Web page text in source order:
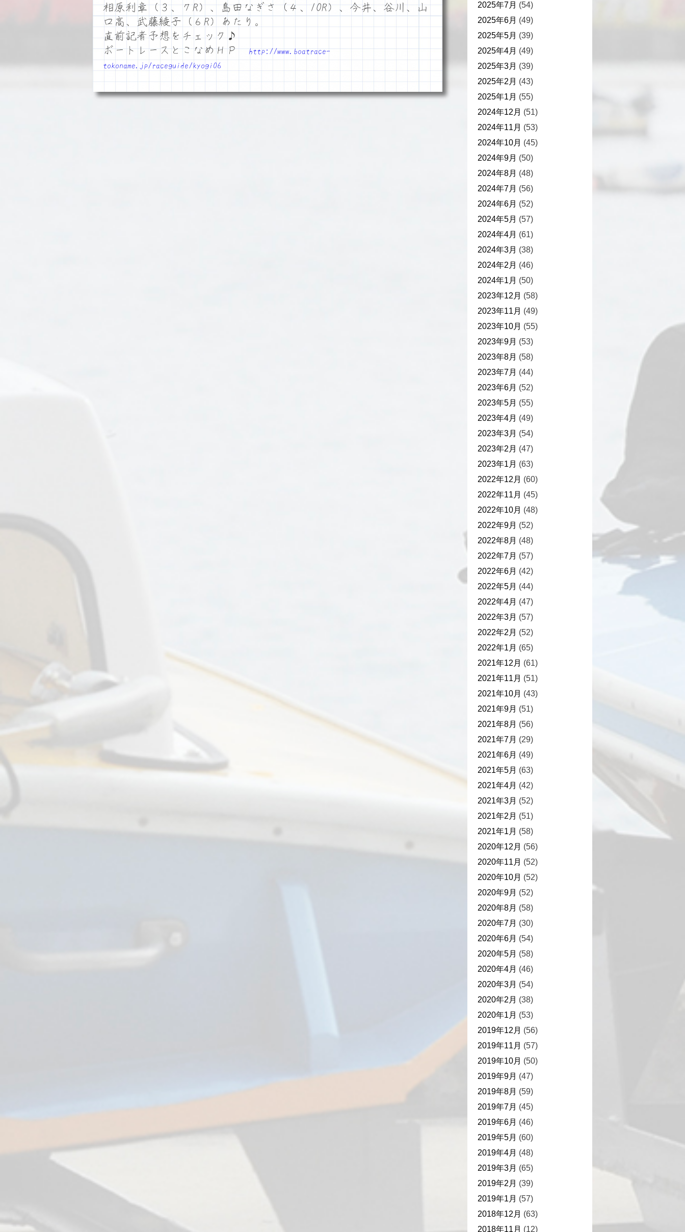
相原利章（３、７R）、島田なぎさ（４、10R）、今井、谷川、山
口高、武藤綾子（６R）あたり。
直前記者予想をチェック♪
ボートレースとこなめＨＰhttp://www.boatrace-
tokoname.jp/raceguide/kyogi06
2025年7月 (54)
2025年6月 (49)
2025年5月 (39)
2025年4月 (49)
2025年3月 (39)
2025年2月 (43)
2025年1月 (55)
2024年12月 (51)
2024年11月 (53)
2024年10月 (45)
2024年9月 (50)
2024年8月 (48)
2024年7月 (56)
2024年6月 (52)
2024年5月 (57)
2024年4月 (61)
2024年3月 (38)
2024年2月 (46)
2024年1月 (50)
2023年12月 (58)
2023年11月 (49)
2023年10月 (55)
2023年9月 (53)
2023年8月 (58)
2023年7月 (44)
2023年6月 (52)
2023年5月 (55)
2023年4月 (49)
2023年3月 (54)
2023年2月 (47)
2023年1月 (63)
2022年12月 (60)
2022年11月 (45)
2022年10月 (48)
2022年9月 (52)
2022年8月 (48)
2022年7月 (57)
2022年6月 (42)
2022年5月 (44)
2022年4月 (47)
2022年3月 (57)
2022年2月 (52)
2022年1月 (65)
2021年12月 (61)
2021年11月 (51)
2021年10月 (43)
2021年9月 (51)
2021年8月 (56)
2021年7月 (29)
2021年6月 (49)
2021年5月 (63)
2021年4月 (42)
2021年3月 (52)
2021年2月 (51)
2021年1月 (58)
2020年12月 (56)
2020年11月 (52)
2020年10月 (52)
2020年9月 (52)
2020年8月 (58)
2020年7月 (30)
2020年6月 (54)
2020年5月 (58)
2020年4月 (46)
2020年3月 (54)
2020年2月 (38)
2020年1月 (53)
2019年12月 (56)
2019年11月 (57)
2019年10月 (50)
2019年9月 (47)
2019年8月 (59)
2019年7月 (45)
2019年6月 (46)
2019年5月 (60)
2019年4月 (48)
2019年3月 (65)
2019年2月 (39)
2019年1月 (57)
2018年12月 (63)
2018年11月 (12)